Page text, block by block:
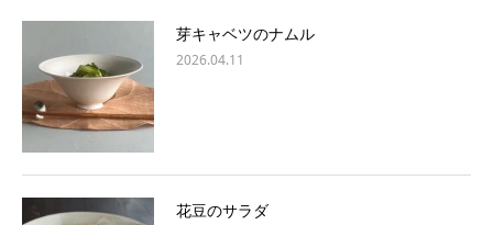
芽キャベツのナムル
2026.04.11
花豆のサラダ